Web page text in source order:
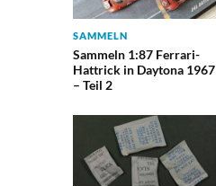
SAMMELN
Sammeln 1:87 Ferrari-
Hattrick in Daytona 1967
– Teil 2